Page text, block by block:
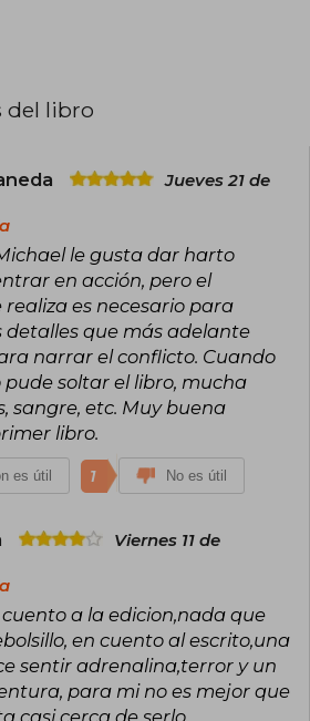
idiomas, y de las cuales doce se
suelen contar con elementos del
la acción y se centran en un fuerte
tecnológico. De hecho Crichton
el iniciador del género narrativo
Sus novelas a menudo exploran
y tecnológicos futuros que
en catástrofes de la biotecnología.
es conocido por ser el padre de
y también de la prestigiosa​
ER. Es la única persona que
simultáneamente, en Estados Unidos,
vendido —Acoso—, la película
en la taquilla —Parque Jurásico— y
televisión con mayor audiencia —ER
del libro
Jueves 21 de
le gusta dar harto
en acción, pero el
es necesario para
detalles que más adelante
narrar el conflicto. Cuando
soltar el libro, mucha
sangre, etc. Muy buena
libro.
es útil 1 No es útil
Viernes 11 de
cuento a la edicion,nada que
en cuento al escrito,una
sentir adrenalina,terror y un
para mi no es mejor que